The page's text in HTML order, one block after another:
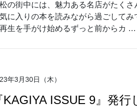
の街中には、魅力ある名店がたく
に入りの本を読みながら過ごして
生を手がけ始めるずっと前からカ …
年3月30日（木）
KAGIYA ISSUE 9』発